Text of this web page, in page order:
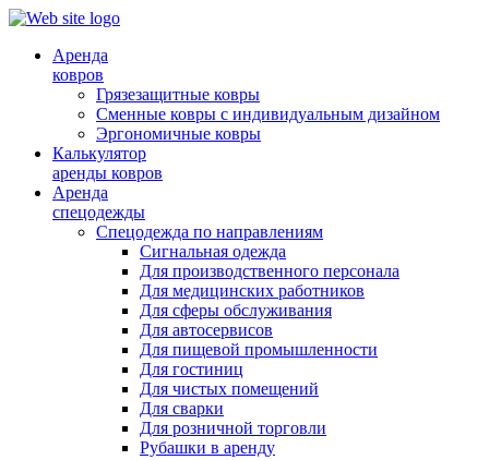
Аренда
ковров
Грязезащитные ковры
Сменные ковры с индивидуальным дизайном
Эргономичные ковры
Калькулятор
аренды ковров
Аренда
спецодежды
Спецодежда по направлениям
Сигнальная одежда
Для производственного персонала
Для медицинских работников
Для сферы обслуживания
Для автосервисов
Для пищевой промышленности
Для гостиниц
Для чистых помещений
Для сварки
Для розничной торговли
Рубашки в аренду